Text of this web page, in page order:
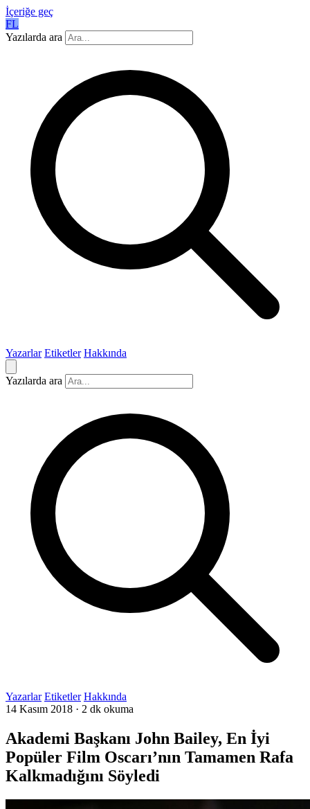
İçeriğe geç
FL
Yazılarda ara
Yazarlar Etiketler Hakkında
Yazılarda ara
Yazarlar Etiketler Hakkında
14 Kasım 2018 · 2 dk okuma
Akademi Başkanı John Bailey, En İyi
Popüler Film Oscarı’nın Tamamen Rafa
Kalkmadığını Söyledi